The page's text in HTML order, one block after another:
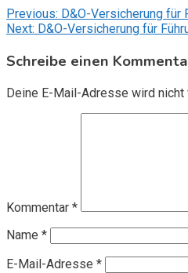
Beitragsnavigation
Previous: D&O-Versicherung für
Next: D&O-Versicherung für
Schreibe einen
Deine E-Mail-Adresse wird
Kommentar *
Name *
E-Mail-Adresse *